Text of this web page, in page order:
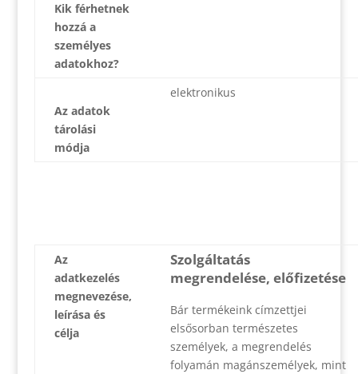
Kik férhetnek
hozzá a
személyes
adatokhoz?
Az adatok
tárolási
módja
elektronikus
Az
adatkezelés
megnevezése,
leírása és
célja
Szolgáltatás
megrendelése, előfizetése
Bár termékeink címzettjei
elsősorban természetes
személyek, a megrendelés
folyamán magánszemélyek, mint